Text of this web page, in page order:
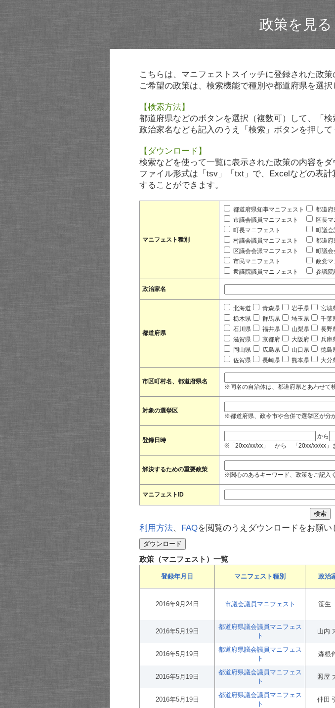
政策を見
こちらは、マニフェストスイッチに登録された政策
ご希望の政策は、検索機能で種別や都道府県を選択
【検索方法】
都道府県などのボタンを選択（複数可）して、「検
政治家名なども記入のうえ「検索」ボタンを押して
【ダウンロード】
検索などを使って一覧に表示された政策の内容をダ
ファイル形式は「tsv」「txt」で、Excelなどの表
することができます。
マニフェスト種別
都道府県知事マニフェスト 都道府
市議会議員マニフェスト
区長マ
町長マニフェスト
町議会
村議会議員マニフェスト
都道府
区議会会派マニフェスト
町議会
市民マニフェスト
政党マ
衆議院議員マニフェスト
参議院
政治家名
都道府県
北海道 青森県 岩手県 宮城
栃木県
群馬県 埼玉県 千葉
石川県
福井県 山梨県 長野
滋賀県
京都府 大阪府 兵庫
岡山県
広島県 山口県 徳島
佐賀県
長崎県 熊本県 大分
市区町村名、都道府県名
※同名の自治体は、都道府県とあわせて
対象の選挙区
※都道府県、政令市や合併で選挙区が分
登録日時
から
※「20xx/xx/xx」 から 「20xx/xx/xx」
解決するための重要政策
※関心のあるキーワード、政策をご記入
マニフェストID
利用方法、 FAQを閲覧のうえダウンロードをお願い
政策（マニフェスト）一覧
登録年月日 マニフェスト種別 政治
2016年9月24日 市議会議員マニフェスト 笹
2016年5月19日
都道府県議会議員マニフェス
ト
山内
2016年5月19日
都道府県議会議員マニフェス
ト
森根
2016年5月19日
都道府県議会議員マニフェス
ト
照屋
2016年5月19日
都道府県議会議員マニフェス
ト
仲田